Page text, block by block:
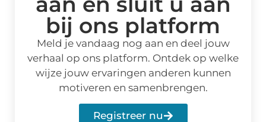
bij ons platform
Meld je vandaag nog aan en deel jouw
verhaal op ons platform. Ontdek op welke
wijze jouw ervaringen anderen kunnen
motiveren en samenbrengen.
Registreer nu